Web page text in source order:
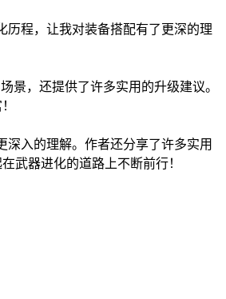
历程，让我对装备搭配有了更深的理
景，还提供了许多实用的升级建议。
入的理解。作者还分享了许多实用
武器进化的道路上不断前行！